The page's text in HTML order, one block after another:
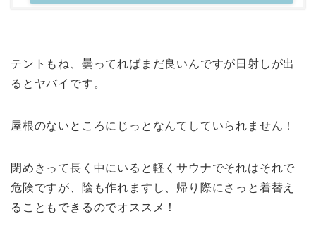
テントもね、曇ってればまだ良いんですが日射しが出
るとヤバイです。
屋根のないところにじっとなんてしていられません！
閉めきって長く中にいると軽くサウナでそれはそれで
危険ですが、陰も作れますし、帰り際にさっと着替え
ることもできるのでオススメ！